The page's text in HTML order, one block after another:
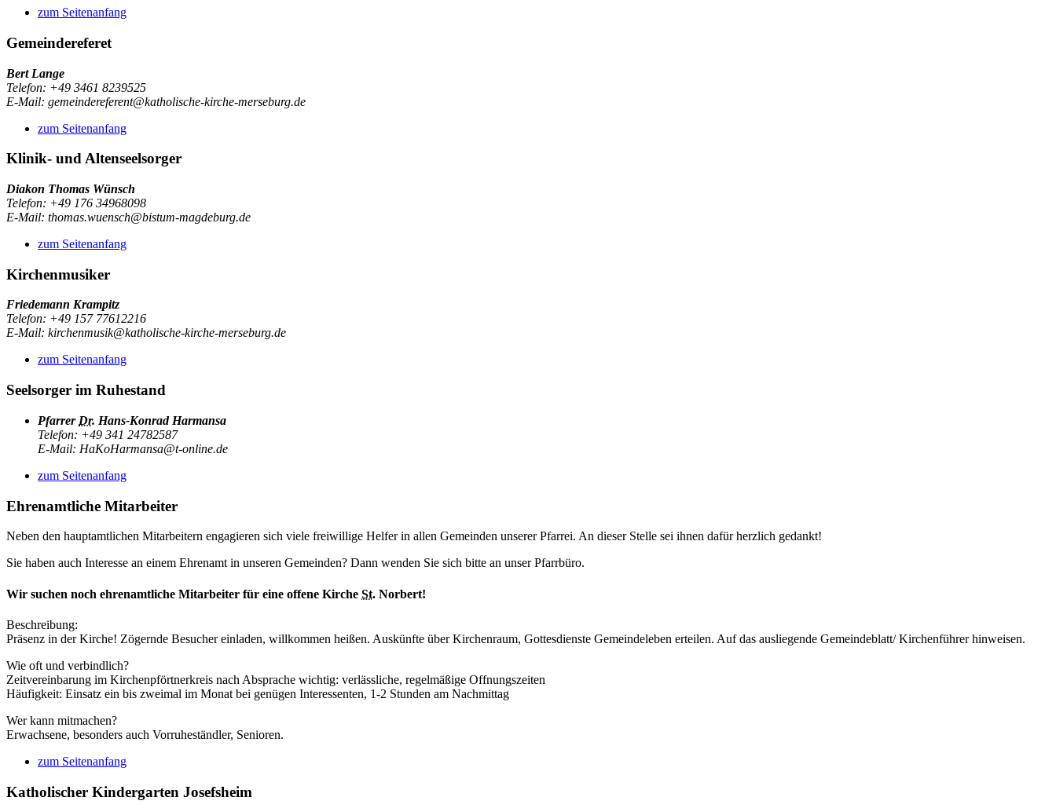
zum Seitenanfang
Gemeindereferet
Bert Lange
Telefon: +49 3461 8239525
E-Mail: gemeindereferent@katholische-kirche-merseburg.de
zum Seitenanfang
Klinik- und Altenseelsorger
Diakon Thomas Wünsch
Telefon: +49 176 34968098
E-Mail: thomas.wuensch@bistum-magdeburg.de
zum Seitenanfang
Kirchenmusiker
Friedemann Krampitz
Telefon: +49 157 77612216
E-Mail: kirchenmusik@katholische-kirche-merseburg.de
zum Seitenanfang
Seelsorger im Ruhestand
Pfarrer Dr. Hans-Konrad Harmansa
Telefon: +49 341 24782587
E-Mail: HaKoHarmansa@t-online.de
zum Seitenanfang
Ehrenamtliche Mitarbeiter
Neben den hauptamtlichen Mitarbeitern engagieren sich viele freiwillige Helfer in allen Gemeinden unserer Pfarrei. An dieser Stelle sei ihnen dafür herzlich gedankt!
Sie haben auch Interesse an einem Ehrenamt in unseren Gemeinden? Dann wenden Sie sich bitte an unser Pfarrbüro.
Wir suchen noch ehrenamtliche Mitarbeiter für eine offene Kirche St. Norbert!
Beschreibung:
Präsenz in der Kirche! Zögernde Besucher einladen, willkommen heißen. Auskünfte über Kirchenraum, Gottesdienste Gemeindeleben erteilen. Auf das ausliegende Gemeindeblatt/ Kirchenführer hinweisen.
Wie oft und verbindlich?
Zeitvereinbarung im Kirchenpförtnerkreis nach Absprache wichtig: verlässliche, regelmäßige Offnungszeiten
Häufigkeit: Einsatz ein bis zweimal im Monat bei genügen Interessenten, 1-2 Stunden am Nachmittag
Wer kann mitmachen?
Erwachsene, besonders auch Vorruheständler, Senioren.
zum Seitenanfang
Katholischer Kindergarten Josefsheim